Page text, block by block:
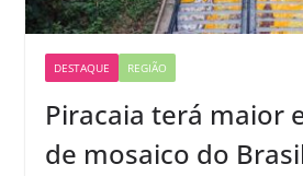
DESTAQUE REGIÃO
Piracaia terá maior
de mosaico do